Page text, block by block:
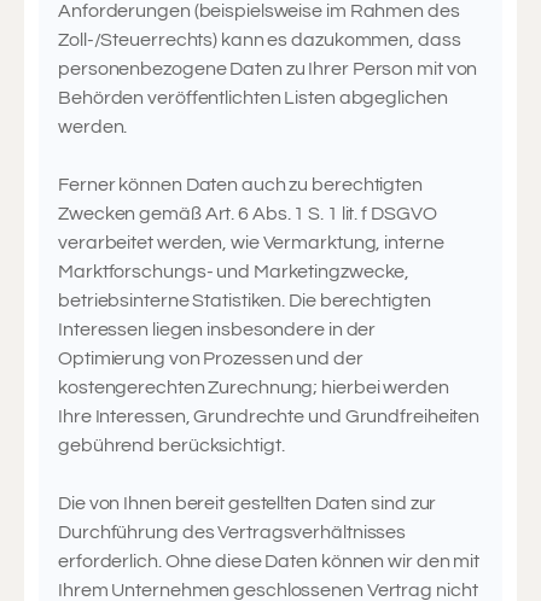
Anforderungen (beispielsweise im Rahmen des
Zoll-/Steuerrechts) kann es dazukommen, dass
personenbezogene Daten zu Ihrer Person mit von
Behörden veröffentlichten Listen abgeglichen
werden.
Ferner können Daten auch zu berechtigten
Zwecken gemäß Art. 6 Abs. 1 S. 1 lit. f DSGVO
verarbeitet werden, wie Vermarktung, interne
Marktforschungs- und Marketingzwecke,
betriebsinterne Statistiken. Die berechtigten
Interessen liegen insbesondere in der
Optimierung von Prozessen und der
kostengerechten Zurechnung; hierbei werden
Ihre Interessen, Grundrechte und Grundfreiheiten
gebührend berücksichtigt.
Die von Ihnen bereit gestellten Daten sind zur
Durchführung des Vertragsverhältnisses
erforderlich. Ohne diese Daten können wir den mit
Ihrem Unternehmen geschlossenen Vertrag nicht